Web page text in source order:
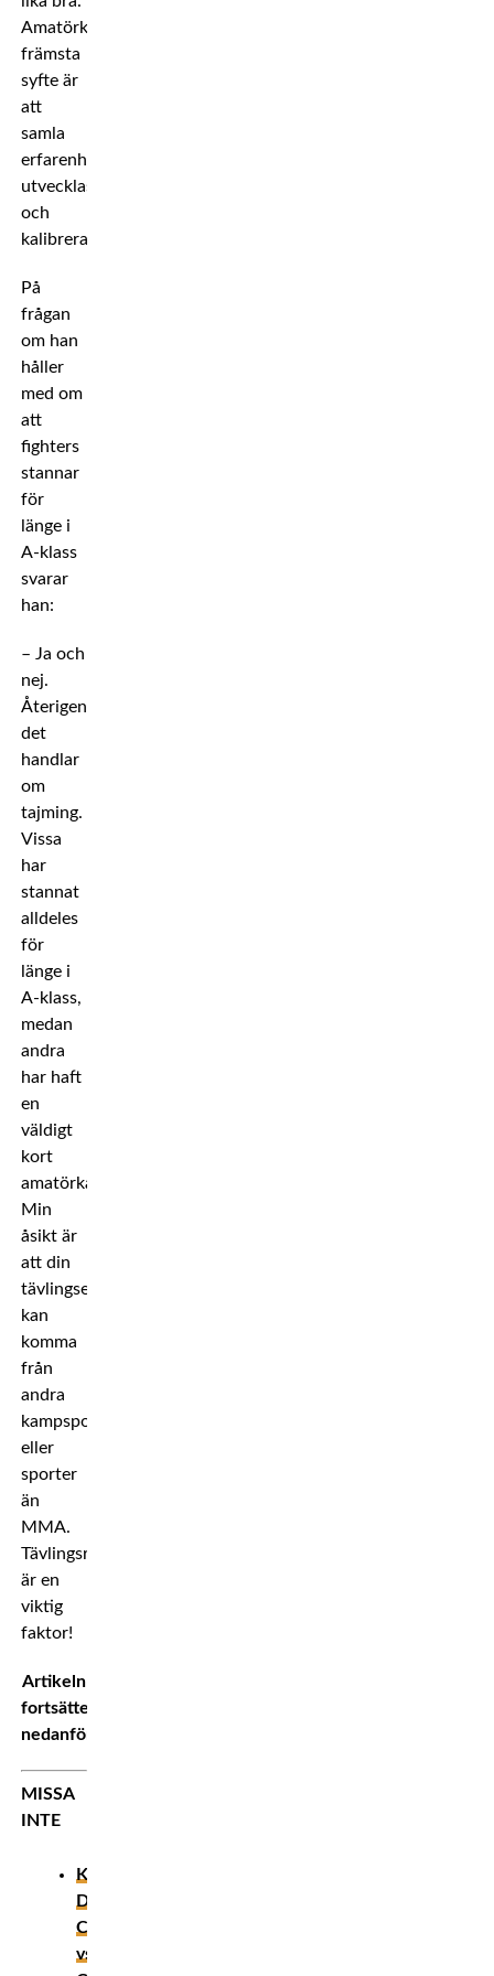
Amatörkarriärens
främsta
syfte är
att
samla
erfarenhet,
utvecklas
och
kalibrera.
På
frågan
om han
håller
med om
att
fighters
stannar
för
länge i
A-klass
svarar
han:
– Ja och
nej.
Återigen,
det
handlar
om
tajming.
Vissa
har
stannat
alldeles
för
länge i
A-klass,
medan
andra
har haft
en
väldigt
kort
amatörkarriär.
Min
åsikt är
att din
tävlingserfarenhet
kan
komma
från
andra
kampsporter
eller
sporter
än
MMA.
Tävlingsrutin
är en
viktig
faktor!
Artikeln
fortsätter
nedanför!
MISSA
INTE
KLART:
Drömmatchen
Canelo
vs.